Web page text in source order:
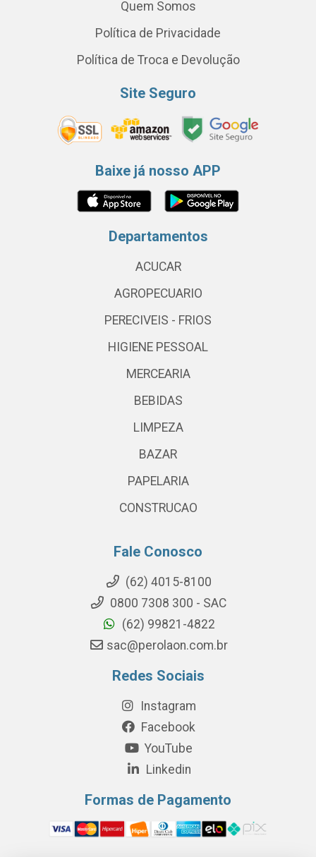
Quem Somos
Política de Privacidade
Política de Troca e Devolução
Site Seguro
Baixe já nosso APP
Departamentos
ACUCAR
AGROPECUARIO
PERECIVEIS - FRIOS
HIGIENE PESSOAL
MERCEARIA
BEBIDAS
LIMPEZA
BAZAR
PAPELARIA
CONSTRUCAO
Fale Conosco
(62) 4015-8100
0800 7308 300 - SAC
(62) 99821-4822
sac@perolaon.com.br
Redes Sociais
Instagram
Facebook
YouTube
Linkedin
Formas de Pagamento